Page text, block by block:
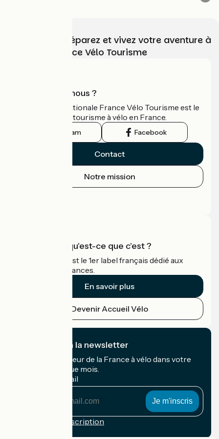
Choisissez, préparez et vivez votre aventure à
vélo avec France Vélo Tourisme
Qui sommes-nous ?
L'association nationale France Vélo Tourisme est le
guide officiel du tourisme à vélo en France.
Instagram Facebook
Contact
Notre mission
Accueil Vélo qu'est-ce que c'est ?
Accueil Vélo c'est le 1er label français dédié aux
cyclistes en vacances.
En savoir plus
Devenir Accueil Vélo
Je m'abonne à la newsletter
Recevez le meilleur de la France à vélo dans votre
boîte mail chaque mois.
Mon adresse mail
Conditions d'inscription